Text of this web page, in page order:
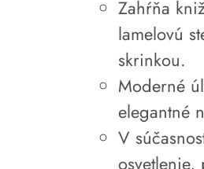
Zahŕňa
lamelovú
skrinkou.
Moderné
elegantné
V